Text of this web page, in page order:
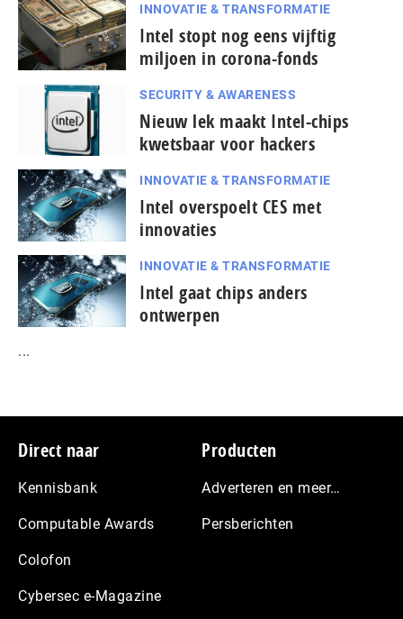
INNOVATIE & TRANSFORMATIE
Intel stopt nog eens vijftig
miljoen in corona-fonds
SECURITY & AWARENESS
Nieuw lek maakt Intel-chips
kwetsbaar voor hackers
INNOVATIE & TRANSFORMATIE
Intel overspoelt CES met
innovaties
INNOVATIE & TRANSFORMATIE
Intel gaat chips anders
ontwerpen
...
Footer
Direct naar
Kennisbank
Computable Awards
Colofon
Cybersec e-Magazine
Producten
Adverteren en meer…
Persberichten